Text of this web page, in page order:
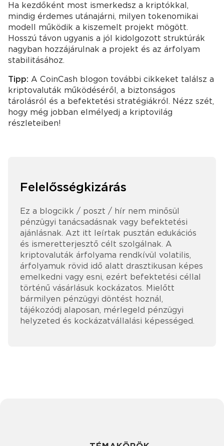
Ha kezdőként most ismerkedsz a kriptókkal,
mindig érdemes utánajárni, milyen tokenomikai
modell működik a kiszemelt projekt mögött.
Hosszú távon ugyanis a jól kidolgozott struktúrák
nagyban hozzájárulnak a projekt és az árfolyam
stabilitásához.
Tipp: A CoinCash blogon további cikkeket találsz a
kriptovaluták működéséről, a biztonságos
tárolásról és a befektetési stratégiákról. Nézz szét,
hogy még jobban elmélyedj a kriptovilág
részleteiben!
Felelősségkizárás
Ez a blogcikk / poszt / hír nem minősül
pénzügyi tanácsadásnak vagy befektetési
ajánlásnak. Azt itt leírtak pusztán edukációs
és ismeretterjesztő célt szolgálnak. A
kriptovaluták árfolyama rendkívül volatilis,
árfolyamuk rövid idő alatt drasztikusan képes
emelkedni vagy esni, ezért befektetési céllal
történű vásárlásuk kockázatos. Mielőtt
bármilyen pénzügyi döntést hoznál,
tájékozódj alaposan, mérlegeld pénzügyi
helyzeted és kockázatvállalási képességed.